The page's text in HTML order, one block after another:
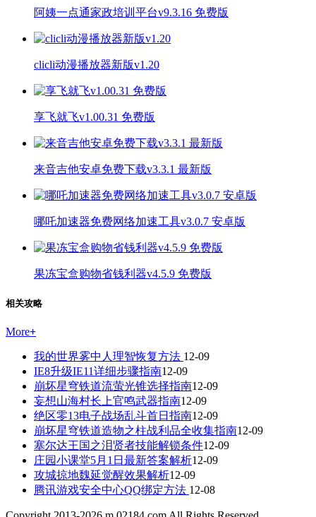
阿姨一点通家政培训平台v9.3.16 免费版
clicli动漫播放器新版v1.20
享飞就飞v1.00.31 免费版
来音吉他安卓免费下载v3.3.1 最新版
哪吒加速器免费网络加速工具v3.0.7 安卓版
果冻宝盒购物省钱利器v4.5.9 免费版
相关攻略
More+
我的世界雾中人理智恢复方法 12-09
IE8升级IE11详细步骤指南12-09
崩坏星穹铁道流萤光锥选择指南12-09
妄想山海村长上官鸣武器指南12-09
绝区零13电子战场乱斗首日指南12-09
崩坏星穹铁道造物之柱战利品全收集指南12-09
塞尔达王国之泪贤者技能解锁条件12-09
庄园小课堂5月1日最新答案解析12-09
攻城掠地魏延觉醒效果解析12-09
腾讯游戏安全中心QQ绑定方法 12-08